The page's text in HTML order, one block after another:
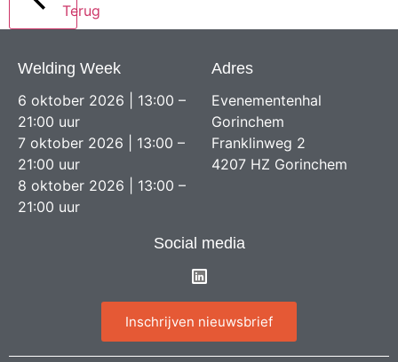
Terug
Welding Week
6 oktober 2026 | 13:00 –
21:00 uur
7 oktober 2026 | 13:00 –
21:00 uur
8 oktober 2026 | 13:00 –
21:00 uur
Adres
Evenementenhal
Gorinchem
Franklinweg 2
4207 HZ Gorinchem
Social media
Inschrijven nieuwsbrief